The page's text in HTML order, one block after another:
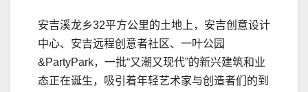
安吉溪龙乡32平方公里的土地上，安吉创意设计
中心、安吉远程创意者社区、一叶公园
&PartyPark，一批“又潮又现代”的新兴建筑和业
态正在诞生，吸引着年轻艺术家与创造者们的到